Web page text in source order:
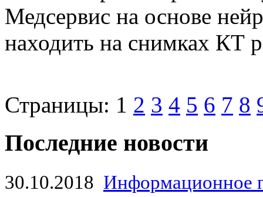
Медсервис на основе
находить на снимках КТ
Страницы: 1 2 3 4 5 6 7 8
Последние новости
30.10.2018 Информационное